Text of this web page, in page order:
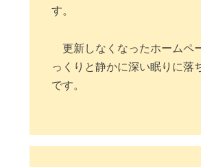
す。
更新しなくなったホームペ
っくりと静かに深い眠りに落
です。